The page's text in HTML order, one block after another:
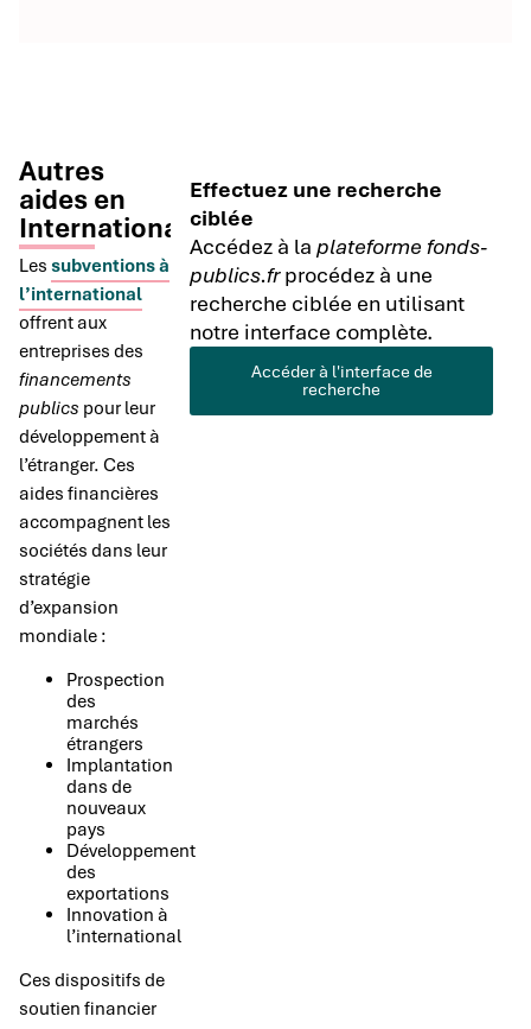
Autres
aides en
International
Les subventions à
l’international
offrent aux
entreprises des
financements
publics pour leur
développement à
l’étranger. Ces
aides financières
accompagnent les
sociétés dans leur
stratégie
d’expansion
mondiale :
Prospection
des
marchés
étrangers
Implantation
dans de
nouveaux
pays
Développement
des
exportations
Innovation à
l’international
Ces dispositifs de
soutien financier
Effectuez une recherche
ciblée
Accédez à laplateforme fonds-
publics.frprocédez à une
recherche ciblée en utilisant
notre interface complète.
Accéder à l'interface de
recherche